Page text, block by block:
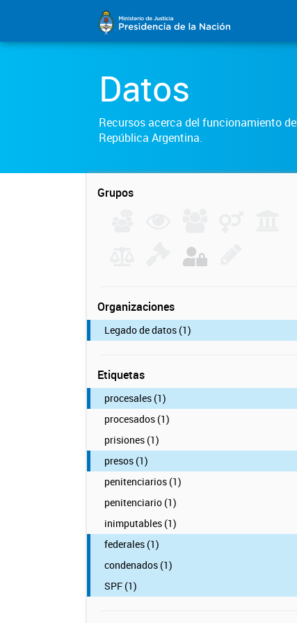
Datos
Recursos acerca del funcionamiento
República Argentina.
Grupos
Organizaciones
Legado de datos (1)
Etiquetas
procesales (1)
procesados (1)
prisiones (1)
presos (1)
penitenciarios (1)
penitenciario (1)
inimputables (1)
federales (1)
condenados (1)
SPF (1)